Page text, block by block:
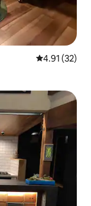
平均评分
4.91 (32)